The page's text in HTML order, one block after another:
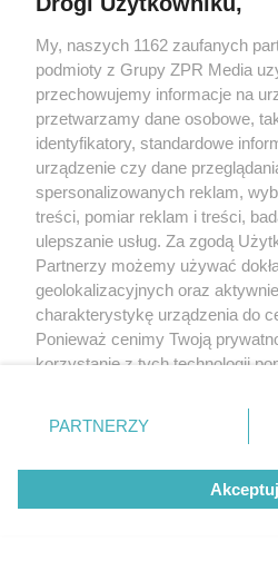
My, naszych 1162 zaufanych
podmioty z Grupy ZPR Media
przechowujemy informacje na
przetwarzamy dane osobowe,
identyfikatory, standardowe
urządzenie czy dane
spersonalizowanych reklam,
treści, pomiar reklam i treści,
ulepszanie usług. Za zgodą
Partnerzy możemy używać
geolokalizacyjnych oraz
charakterystykę urządzenia do
Ponieważ cenimy Twoją
korzystanie z tych technologii
zmienić/wycofać klikając
znajdujący się w lewym dolnym
rodzaje przetwarzania danych
użytkownika, ale masz prawo
przetwarzaniu. Preferencje będą
PARTNERZY